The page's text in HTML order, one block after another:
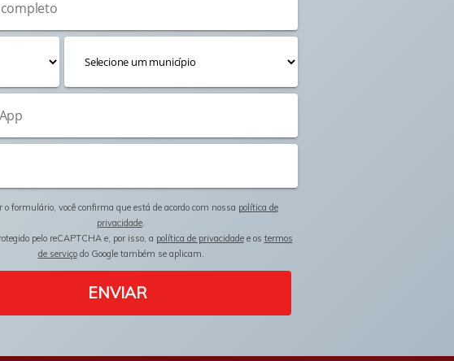
o formulário, você confirma que está de acordo com nossa política de
privacidade
pelo reCAPTCHA e, por isso, a política de privacidadee os termos
de serviçodo Google também se aplicam.
ENVIAR